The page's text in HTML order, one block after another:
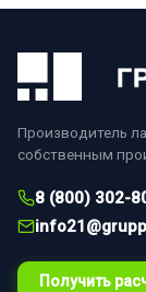
Производитель
собственным
8 (800) 302-
Получить